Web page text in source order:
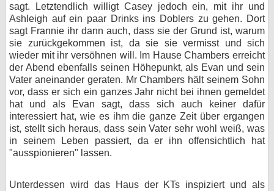
sagt. Letztendlich willigt Casey jedoch ein, mit ihr und
Ashleigh auf ein paar Drinks ins Doblers zu gehen. Dort
sagt Frannie ihr dann auch, dass sie der Grund ist, warum
sie zurückgekommen ist, da sie sie vermisst und sich
wieder mit ihr versöhnen will. Im Hause Chambers erreicht
der Abend ebenfalls seinen Höhepunkt, als Evan und sein
Vater aneinander geraten. Mr Chambers hält seinem Sohn
vor, dass er sich ein ganzes Jahr nicht bei ihnen gemeldet
hat und als Evan sagt, dass sich auch keiner dafür
interessiert hat, wie es ihm die ganze Zeit über ergangen
ist, stellt sich heraus, dass sein Vater sehr wohl weiß, was
in seinem Leben passiert, da er ihn offensichtlich hat
"ausspionieren" lassen.
Unterdessen wird das Haus der KTs inspiziert und als